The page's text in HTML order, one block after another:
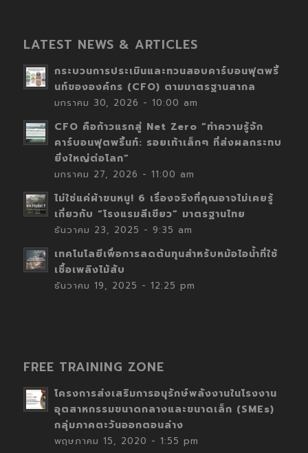
LATEST NEWS & ARTICLES
กระบวนการประเมินและทวนสอบคาร์บอนฟุตพริ้
นท์ขององค์กร (CFO) ตามมาตรฐานสากล
มกราคม 30, 2026 - 10:00 am
CFO คือก้าวแรกสู่ Net Zero “ทำความรู้จัก
คาร์บอนฟุตพริ้นท์: รอยเท้าเล็กๆ ที่ส่งผลกระทบ
ยิ่งใหญ่ต่อโลก”
มกราคม 27, 2026 - 11:00 am
ไม่ใช่แค่ผ้าขนหนู! 6 เรื่องจริงที่คุณอาจไม่เคยรู้
เกี่ยวกับ “โรงแรมสีเขียว” มาตรฐานไทย
ธันวาคม 23, 2025 - 9:35 am
เทคโนโลยีเพื่อการลดต้นทุนสำหรับหม้อไอน้ำที่ใช้
เชื้อเพลิงไม้สับ
ธันวาคม 19, 2025 - 12:25 pm
FREE TRAINING ZONE
โครงการส่งเสริมการอนุรักษ์พลังงานในโรงงาน
อุตสาหกรรมขนาดกลางและขนาดเล็ก (SMEs)
กลุ่มภาคตะวันออกตอนล่าง
พฤษภาคม 15, 2020 - 1:55 pm